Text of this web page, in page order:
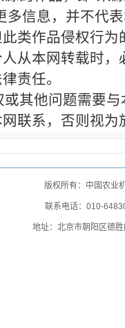
多信息，并不代
类作品侵权行为
从本网转载时，
责任。
其他问题需要
联系，否则视为
版权所有：中国农
联系电话：010-
地址：北京市朝阳区德